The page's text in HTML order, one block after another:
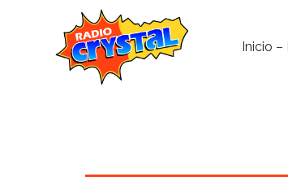
Inicio –